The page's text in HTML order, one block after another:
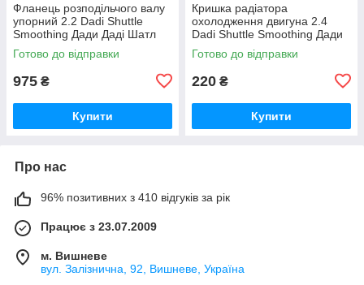
Фланець розподільчого валу
упорний 2.2 Dadi Shuttle
Smoothing Дади Даді Шатл
Смутінг Смутинг
Готово до відправки
975 ₴
Купити
Кришка радіатора
охолодження двигуна 2.4
Dadi Shuttle Smoothing Дади
Даді Шатл Смутінг Смутинг
Готово до відправки
220 ₴
Купити
Про нас
96% позитивних з 410 відгуків за рік
Працює з 23.07.2009
м. Вишневе
вул. Залізнична, 92, Вишневе, Україна